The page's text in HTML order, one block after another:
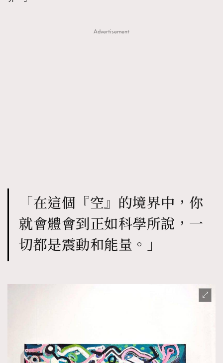
Advertisement
「在這個『空』的境界中，你
就會體會到正如科學所說，一
切都是震動和能量。」